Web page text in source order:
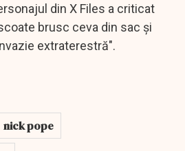
din X Files a criticat
brusc ceva din sac și
extraterestră".
nick pope